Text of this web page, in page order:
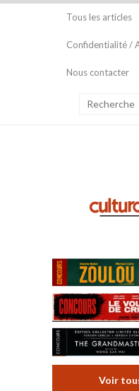
Tous les articles
Confidentialité /
Nous contacter
Voir